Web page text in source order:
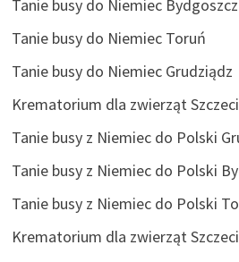
Tanie busy do Niemiec Bydgoszcz
Tanie busy do Niemiec Toruń
Tanie busy do Niemiec Grudziądz
Krematorium dla zwierząt
Tanie busy z Niemiec do Polski
Tanie busy z Niemiec do Polski
Tanie busy z Niemiec do Polski
Krematorium dla zwierząt